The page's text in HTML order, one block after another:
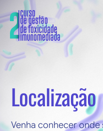
to
content
Localização
Venha conhecer onde